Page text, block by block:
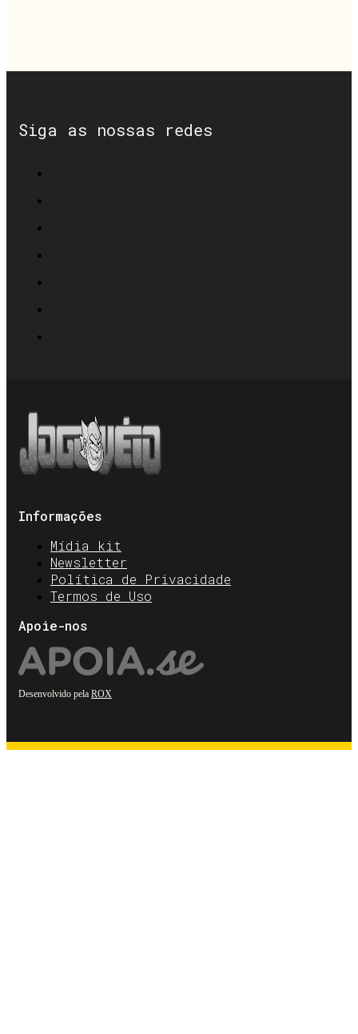
Siga as nossas redes
Informações
Mídia kit
Newsletter
Política de Privacidade
Termos de Uso
Apoie-nos
Desenvolvido pela ROX